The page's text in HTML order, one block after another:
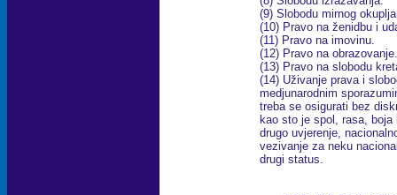
(9) Slobodu mirnog
(10) Pravo na ženidbu i
(11) Pravo na imovinu.
(12) Pravo na obrazovanje.
(13) Pravo na slobodu
(14) Uživanje prava i
medjunarodnim
treba se osigurati bez
kao sto je spol, rasa,
drugo uvjerenje,
vezivanje za neku
drugi status.